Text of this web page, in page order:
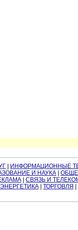
ИНФОРМАЦИОННЫЕ
И НАУКА
СВЯЗЬ И
| ТОРГОВЛЯ